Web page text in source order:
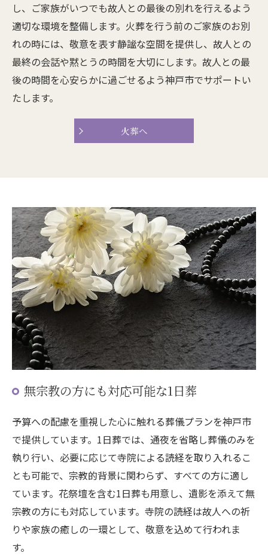
し、ご家族がいつでも故人との最後の別れを行えるよう
適切な環境を整備します。火葬を行う前のご家族のお別
れの時には、敬意を表す静謐な空間を提供し、故人との
最終の会話や黙とうの時間を大切にします。故人との最
後の時間を心安らかに過ごせるよう神戸市でサポートい
たします。
火葬へ
無宗教の方にも対応可能な1日葬
予算への配慮を重視した心に触れる葬儀プランを神戸市
で提供しています。1日葬では、通夜を省略し葬儀のみを
執り行い、必要に応じて寺院による読経を取り入れるこ
とも可能で、宗教的背景に関わらず、すべての方に適し
ています。花祭壇を含む1日葬も用意し、遺影を添えて無
宗教の方にも対応しています。寺院の読経は故人への祈
りや家族の癒しの一環として、敬意を込めて行われま
す。